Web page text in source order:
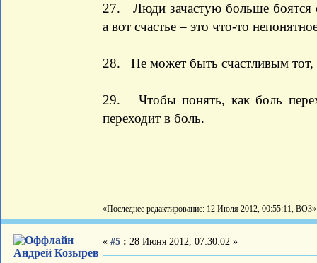
27. Люди зачастую больше боятся
а вот счастье – это что-то
28. Не может быть счастливым тот,
29. Чтобы понять, как боль
переходит в боль.
«Последнее редактирование: 12 Июля 2012, 00:55:11, ВОЗ»
Андрей Козырев
« #5 : 28 Июня 2012, 07:30:02 »